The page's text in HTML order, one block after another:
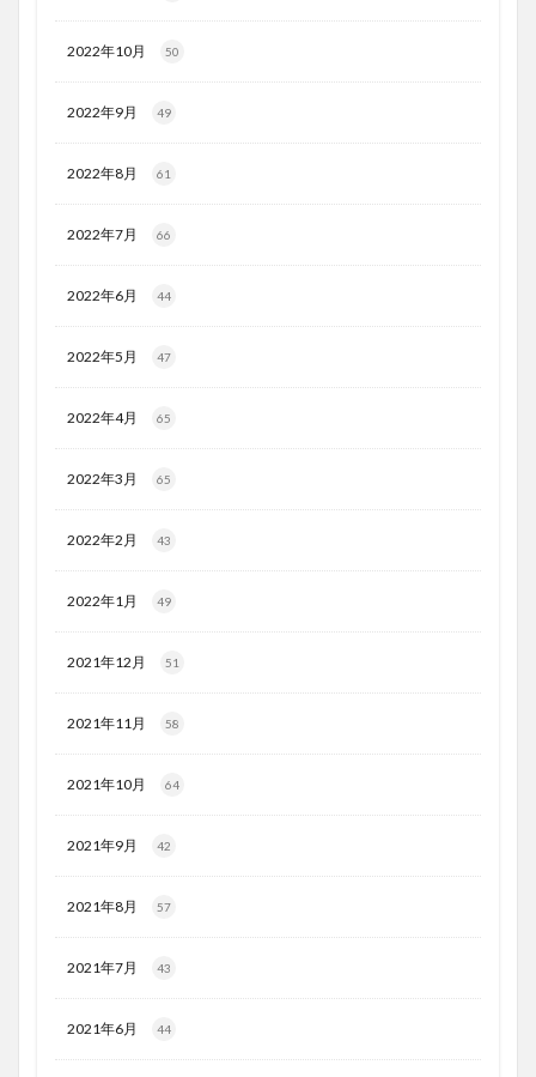
2022年10月 50
2022年9月 49
2022年8月 61
2022年7月 66
2022年6月 44
2022年5月 47
2022年4月 65
2022年3月 65
2022年2月 43
2022年1月 49
2021年12月 51
2021年11月 58
2021年10月 64
2021年9月 42
2021年8月 57
2021年7月 43
2021年6月 44